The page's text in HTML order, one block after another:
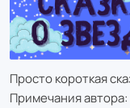
Просто короткая
Примечания автора: